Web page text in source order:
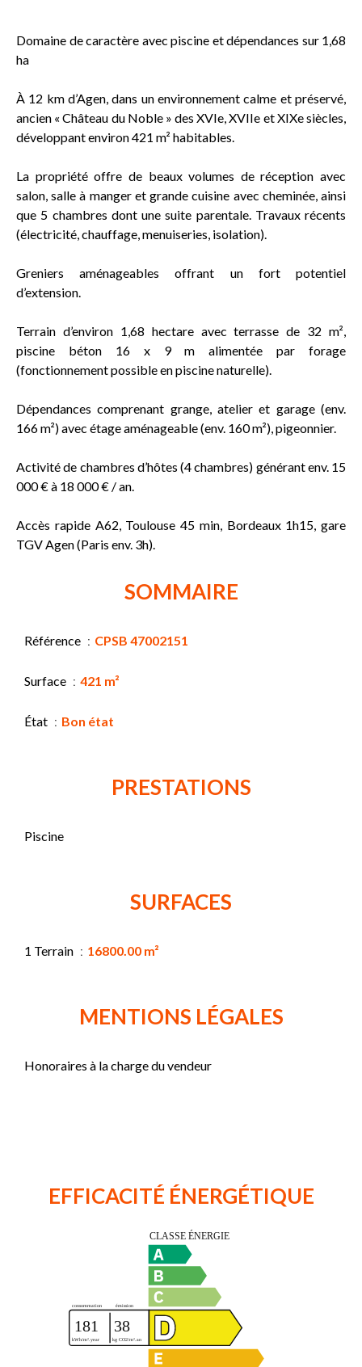
Domaine de caractère avec piscine et dépendances sur 1,68
ha
À 12 km d’Agen, dans un environnement calme et préservé,
ancien « Château du Noble » des XVIe, XVIIe et XIXe siècles,
développant environ 421 m² habitables.
La propriété offre de beaux volumes de réception avec
salon, salle à manger et grande cuisine avec cheminée, ainsi
que 5 chambres dont une suite parentale. Travaux récents
(électricité, chauffage, menuiseries, isolation).
Greniers aménageables offrant un fort potentiel
d’extension.
Terrain d’environ 1,68 hectare avec terrasse de 32 m²,
piscine béton 16 x 9 m alimentée par forage
(fonctionnement possible en piscine naturelle).
Dépendances comprenant grange, atelier et garage (env.
166 m²) avec étage aménageable (env. 160 m²), pigeonnier.
Activité de chambres d’hôtes (4 chambres) générant env. 15
000 € à 18 000 € / an.
Accès rapide A62, Toulouse 45 min, Bordeaux 1h15, gare
TGV Agen (Paris env. 3h).
SOMMAIRE
Référence CPSB 47002151
Surface 421 m²
État Bon état
PRESTATIONS
Piscine
SURFACES
1 Terrain 16800.00 m²
MENTIONS LÉGALES
Honoraires à la charge du vendeur
EFFICACITÉ ÉNERGÉTIQUE